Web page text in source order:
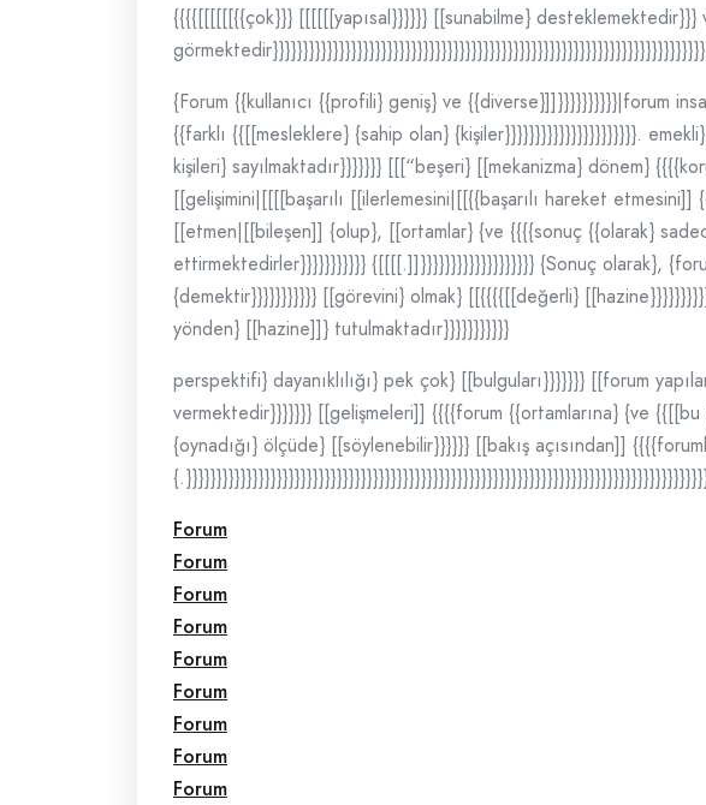
{{{{[[[[[[{{çok}}} [[[[[[yapısal}}}}}} [[sunabilme} desteklemektedir}}}
{Forum {{kullanıcı {{profili} geniş} ve {{diverse}]]}}}}}}}}}}|forum
{{farklı {{[[mesleklere} {sahip olan} {kişiler}}}}}}}}}}}}}}}}}}}}}}.
kişileri} sayılmaktadır}}}}}}} [[[“beşeri} [[mekanizma} dönem}
[[gelişimini|[[[[başarılı [[ilerlemesini|[[{{başarılı hareket
[[etmen|[[bileşen]] {olup}, [[ortamlar} {ve {{{{sonuç {{olarak}
ettirmektedirler}}}}}}}}}}} {[[[[.]]}}}}}}}}}}}}}}}}}}} {Sonuç olarak},
{demektir}}}}}}}}}}} [[görevini} olmak} [[{{{{[[değerli}
yönden} [[hazine]]} tutulmaktadır}}}}}}}}}}}
perspektifi} dayanıklılığı} pek çok} [[bulguları}}}}}}} [[forum
vermektedir}}}}}}} [[gelişmeleri]] {{{{forum {{ortamlarına} {ve
{oynadığı} ölçüde} [[söylenebilir}}}}}} [[bakış açısından]]
Forum
Forum
Forum
Forum
Forum
Forum
Forum
Forum
Forum